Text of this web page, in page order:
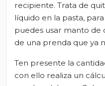
recipiente. Trata de
líquido en la pasta,
puedes usar manto de
de una prenda que ya
Ten presente la
con ello realiza un